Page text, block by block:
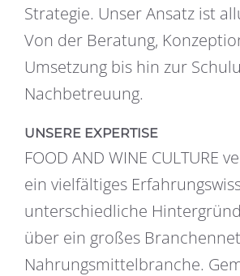
Strategie. Unser Ansatz ist
Von der Beratung,
Umsetzung bis hin zur
Nachbetreuung.
UNSERE EXPERTISE
FOOD AND WINE CULTURE
ein vielfältiges
unterschiedliche
über ein großes
Nahrungsmittelbranche.